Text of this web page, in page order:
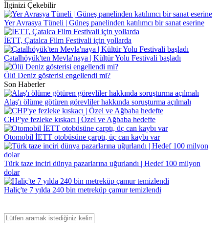
İlginizi Çekebilir
Yer Avrasya Tüneli | Güneş panelinden katılımcı bir sanat eserine
İETT, Çatalca Film Festivali için yollarda
Çatalhöyük'ten Mevla'naya | Kültür Yolu Festivali başladı
Ölü Deniz gösterisi engellendi mi?
Son Haberler
Alaş'ı ölüme götüren görevliler hakkında soruşturma açılmalı
CHP'ye fezleke kıskacı | Özel ve Ağbaba hedefte
Otomobil İETT otobüsüne çarptı, üç can kaybı var
Türk taze inciri dünya pazarlarına uğurlandı | Hedef 100 milyon
dolar
Haliç'te 7 yılda 240 bin metreküp çamur temizlendi